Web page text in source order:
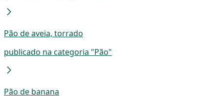
Pão de aveia, torrado
publicado na categoria "Pão"
Pão de banana